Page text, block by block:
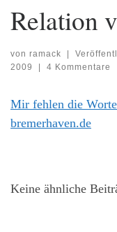
Relation
von ramack |
2009
| 4 Kommentare
Mir fehlen die
bremerhaven.de
Keine ähnliche